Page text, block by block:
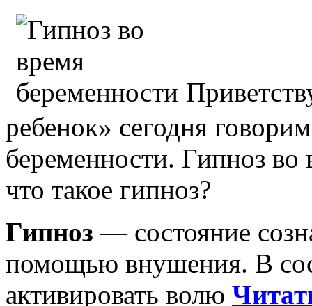
ребенок» сегодня
беременности. Гипноз
что такое гипноз?
Гипноз — состояние
помощью внушения. В
активировать волю